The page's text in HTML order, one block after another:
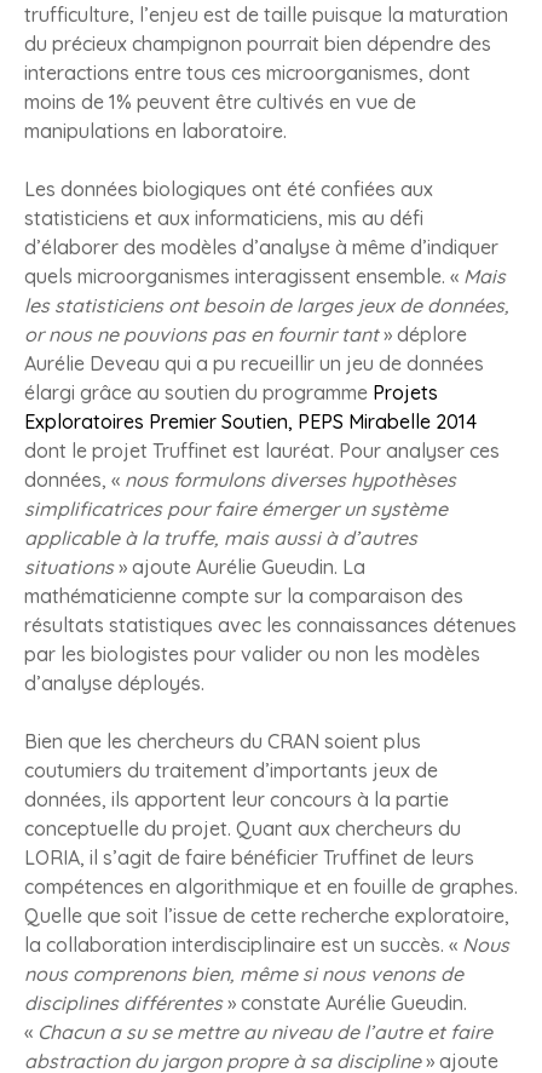
trufficulture, l’enjeu est de taille puisque la maturation
du précieux champignon pourrait bien dépendre des
interactions entre tous ces microorganismes, dont
moins de 1% peuvent être cultivés en vue de
manipulations en laboratoire.
Les données biologiques ont été confiées aux
statisticiens et aux informaticiens, mis au défi
d’élaborer des modèles d’analyse à même d’indiquer
quels microorganismes interagissent ensemble. « Mais
les statisticiens ont besoin de larges jeux de données,
or nous ne pouvions pas en fournir tant» déplore
Aurélie Deveau qui a pu recueillir un jeu de données
élargi grâce au soutien du programme Projets
Exploratoires Premier Soutien, PEPS Mirabelle 2014
dont le projet Truffinet est lauréat. Pour analyser ces
données, « nous formulons diverses hypothèses
simplificatrices pour faire émerger un système
applicable à la truffe, mais aussi à d’autres
situations» ajoute Aurélie Gueudin. La
mathématicienne compte sur la comparaison des
résultats statistiques avec les connaissances détenues
par les biologistes pour valider ou non les modèles
d’analyse déployés.
Bien que les chercheurs du CRAN soient plus
coutumiers du traitement d’importants jeux de
données, ils apportent leur concours à la partie
conceptuelle du projet. Quant aux chercheurs du
LORIA, il s’agit de faire bénéficier Truffinet de leurs
compétences en algorithmique et en fouille de graphes.
Quelle que soit l’issue de cette recherche exploratoire,
la collaboration interdisciplinaire est un succès. « Nous
nous comprenons bien, même si nous venons de
disciplines différentes» constate Aurélie Gueudin.
« Chacun a su se mettre au niveau de l’autre et faire
abstraction du jargon propre à sa discipline» ajoute